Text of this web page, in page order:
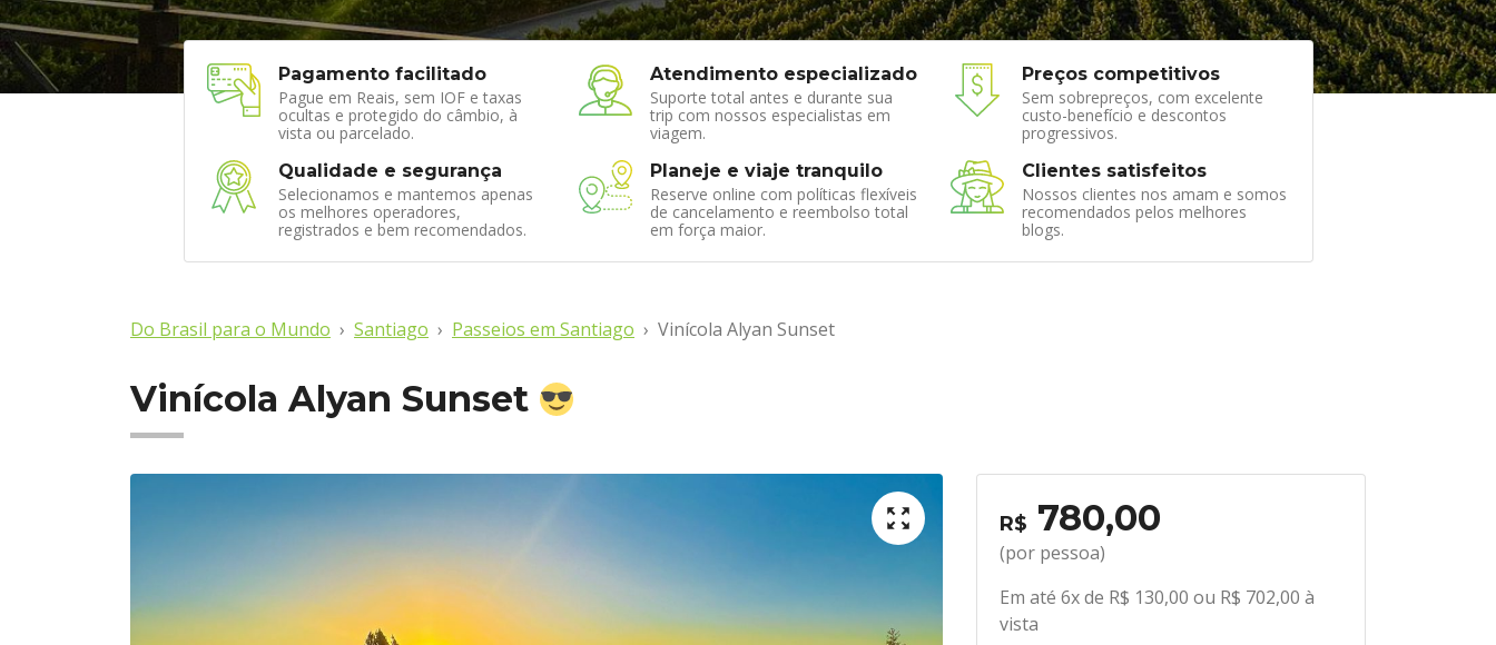
Pagamento facilitado
Pague em Reais, sem IOF e taxas
ocultas e protegido do câmbio, à
vista ou parcelado.
Atendimento especializado
Suporte total antes e durante sua
trip com nossos especialistas em
viagem.
Preços competitivos
Sem sobrepreços, com excelente
custo-benefício e descontos
progressivos.
Qualidade e segurança
Selecionamos e mantemos apenas
os melhores operadores,
registrados e bem recomendados.
Planeje e viaje tranquilo
Reserve online com políticas flexíveis
de cancelamento e reembolso total
em força maior.
Clientes satisfeitos
Nossos clientes nos amam e somos
recomendados pelos melhores
blogs.
Do Brasil para o Mundo Santiago Passeios em Santiago Vinícola Alyan Sunset
Vinícola Alyan Sunset
R$ 780,00
(por pessoa)
Em até 6x de R$ 130,00 ou R$ 702,00 à
vista